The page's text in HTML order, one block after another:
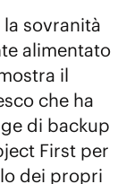
sovranità
alimentato
il
che ha
di backup
First per
dei propri